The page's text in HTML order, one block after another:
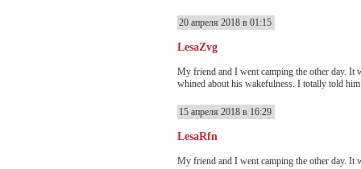
20 апреля 2018 в 01:15
LesaZvg
My friend and I went camping the other day. It
whined about his wakefulness. I totally told
15 апреля 2018 в 16:29
LesaRfn
My friend and I went camping the other day. It